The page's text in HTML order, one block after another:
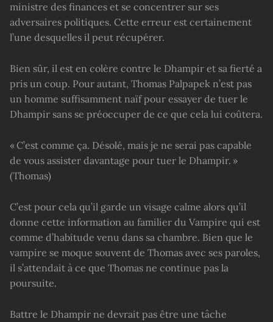
ministre des finances et se concentrer sur ses
adversaires politiques. Cette erreur est certainement
l’une desquelles il peut récupérer.
Bien sûr, il est en colère contre le Dhampir et sa fierté a
pris un coup. Pour autant, Thomas Palpapek n’est pas
un homme suffisamment naïf pour essayer de tuer le
Dhampir sans se préoccuper de ce que cela lui coûtera.
« C’est comme ça. Désolé, mais je ne serai pas capable
de vous assister davantage pour tuer le Dhampir. »
(Thomas)
C’est pour cela qu’il garde un visage calme alors qu’il
donne cette information au familier du Vampire qui est
comme d’habitude venu dans sa chambre. Bien que le
vampire se moque souvent de Thomas avec ses paroles,
il s’attendait à ce que Thomas ne continue pas la
poursuite.
Battre le Dhampir ne devrait pas être une tâche